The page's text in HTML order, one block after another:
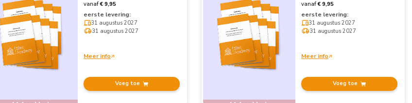
vanaf€ 9,95
eerste levering:
31 augustus 2027
31 augustus 2027
Meer info
Voeg toe
vanaf€ 9,95
eerste levering:
31 augustus 2027
31 augustus 2027
Meer info
Voeg toe